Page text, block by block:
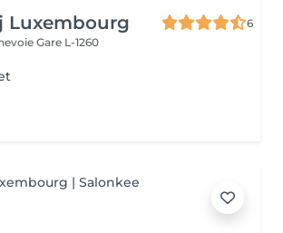
Luxembourg
6
Gare L-1260